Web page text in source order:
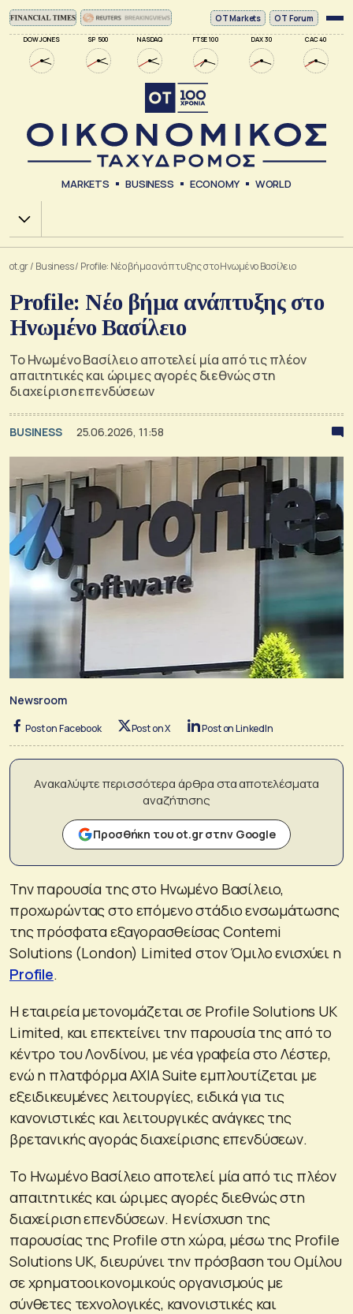
DOW JONES SP 500 NASDAQ FTSE 100 DAX 30 CAC 40
ΟΤ Markets OT Forum
MARKETS BUSINESS ECONOMY WORLD
Χ.Α.
ot.gr/ Business/ Profile: Νέο βήμα ανάπτυξης στο Ηνωμένο Βασίλειο
Profile: Νέο βήμα ανάπτυξης στο
Ηνωμένο Βασίλειο
Το Ηνωμένο Βασίλειο αποτελεί μία από τις πλέον
απαιτητικές και ώριμες αγορές διεθνώς στη
διαχείριση επενδύσεων
BUSINESS 25.06.2026, 11:58
Newsroom
Post on Facebook Post on X Post on LinkedIn
Ανακαλύψτε περισσότερα άρθρα στα αποτελέσματα
αναζήτησης
Προσθήκη του ot.gr στην Google
Την παρουσία της στο Ηνωμένο Βασίλειο,
προχωρώντας στο επόμενο στάδιο ενσωμάτωσης
της πρόσφατα εξαγορασθείσας Contemi
Solutions (London) Limited στον Όμιλο ενισχύει η
Profile.
Η εταιρεία μετονομάζεται σε Profile Solutions UK
Limited, και επεκτείνει την παρουσία της από το
κέντρο του Λονδίνου, με νέα γραφεία στο Λέστερ,
ενώ η πλατφόρμα AXIA Suite εμπλουτίζεται με
εξειδικευμένες λειτουργίες, ειδικά για τις
κανονιστικές και λειτουργικές ανάγκες της
βρετανικής αγοράς διαχείρισης επενδύσεων.
Το Ηνωμένο Βασίλειο αποτελεί μία από τις πλέον
απαιτητικές και ώριμες αγορές διεθνώς στη
διαχείριση επενδύσεων. Η ενίσχυση της
παρουσίας της Profile στη χώρα, μέσω της Profile
Solutions UK, διευρύνει την πρόσβαση του Ομίλου
σε χρηματοοικονομικούς οργανισμούς με
σύνθετες τεχνολογικές, κανονιστικές και